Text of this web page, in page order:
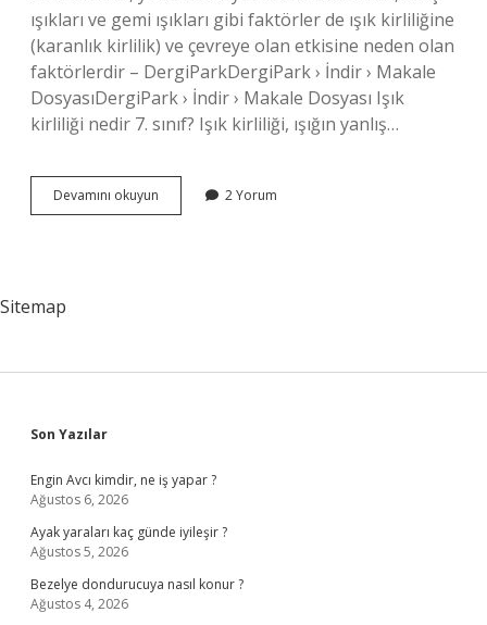
ışıkları ve gemi ışıkları gibi faktörler de ışık kirliliğine
(karanlık kirlilik) ve çevreye olan etkisine neden olan
faktörlerdir – ​​DergiParkDergiPark › İndir › Makale
DosyasıDergiPark › İndir › Makale Dosyası Işık
kirliliği nedir 7. sınıf? Işık kirliliği, ışığın yanlış…
Devamını okuyun
Kirliliğini
2 Yorum
Sitemap
Sidebar
Son Yazılar
Engin Avcı kimdir, ne iş yapar ?
Ağustos 6, 2026
Ayak yaraları kaç günde iyileşir ?
Ağustos 5, 2026
Bezelye dondurucuya nasıl konur ?
Ağustos 4, 2026